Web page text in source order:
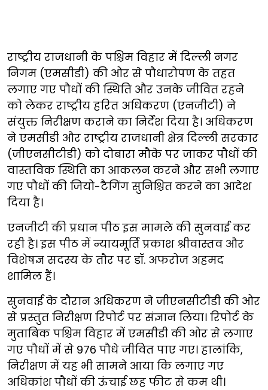
राष्ट्रीय राजधानी के पश्चिम विहार में दिल्ली नगर
निगम (एमसीडी) की ओर से पौधारोपण के तहत
लगाए गए पौधों की स्थिति और उनके जीवित रहने
को लेकर राष्ट्रीय हरित अधिकरण (एनजीटी) ने
संयुक्त निरीक्षण कराने का निर्देश दिया है। अधिकरण
ने एमसीडी और राष्ट्रीय राजधानी क्षेत्र दिल्ली सरकार
(जीएनसीटीडी) को दोबारा मौके पर जाकर पौधों की
वास्तविक स्थिति का आकलन करने और सभी लगाए
गए पौधों की जियो-टैगिंग सुनिश्चित करने का आदेश
दिया है।
एनजीटी की प्रधान पीठ इस मामले की सुनवाई कर
रही है। इस पीठ में न्यायमूर्ति प्रकाश श्रीवास्तव और
विशेषज्ञ सदस्य के तौर पर डॉ. अफरोज अहमद
शामिल हैं।
सुनवाई के दौरान अधिकरण ने जीएनसीटीडी की ओर
से प्रस्तुत निरीक्षण रिपोर्ट पर संज्ञान लिया। रिपोर्ट के
मुताबिक पश्चिम विहार में एमसीडी की ओर से लगाए
गए पौधों में से 976 पौधे जीवित पाए गए। हालांकि,
निरीक्षण में यह भी सामने आया कि लगाए गए
अधिकांश पौधों की ऊंचाई छह फीट से कम थी।